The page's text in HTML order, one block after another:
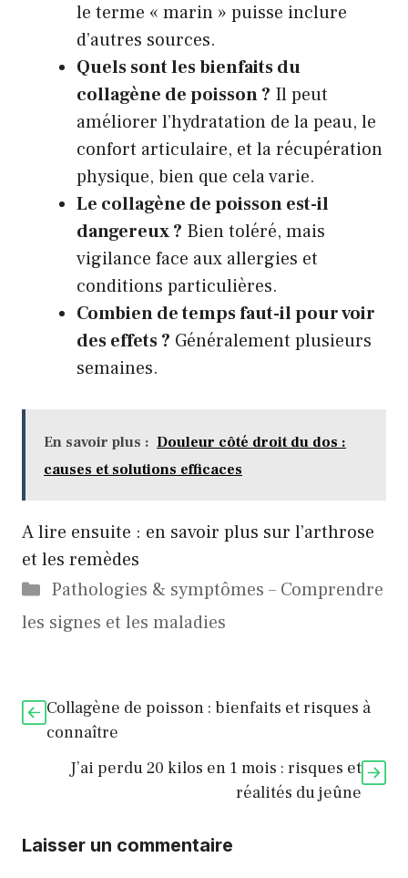
le terme « marin » puisse inclure
d’autres sources.
Quels sont les bienfaits du
collagène de poisson ? Il peut
améliorer l’hydratation de la peau, le
confort articulaire, et la récupération
physique, bien que cela varie.
Le collagène de poisson est-il
dangereux ? Bien toléré, mais
vigilance face aux allergies et
conditions particulières.
Combien de temps faut-il pour voir
des effets ? Généralement plusieurs
semaines.
En savoir plus : Douleur côté droit du dos :
causes et solutions efficaces
A lire ensuite : en savoir plus sur l’arthrose
et les remèdes
Catégories
Pathologies & symptômes – Comprendre
les signes et les maladies
Collagène de poisson : bienfaits et risques à
connaître
J’ai perdu 20 kilos en 1 mois : risques et
réalités du jeûne
Laisser un commentaire